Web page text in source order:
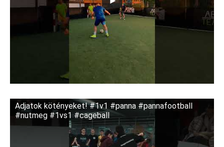
Adjatok kötényeket! #1v1 #panna #pannafootball
#nutmeg #1vs1 #cageball